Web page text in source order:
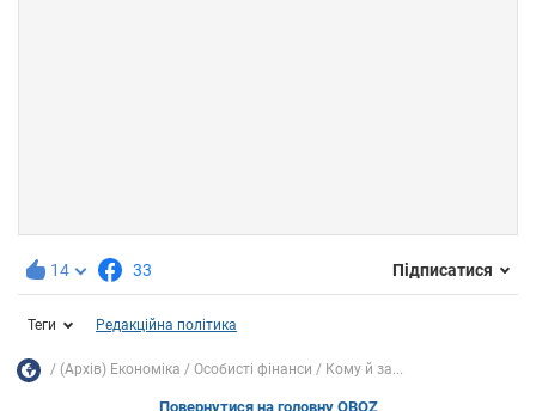
14 33 Підписатися
Теги Редакційна політика
(Архів) Економіка Особисті фінанси Кому й за...
Повернутися на головну OBOZ